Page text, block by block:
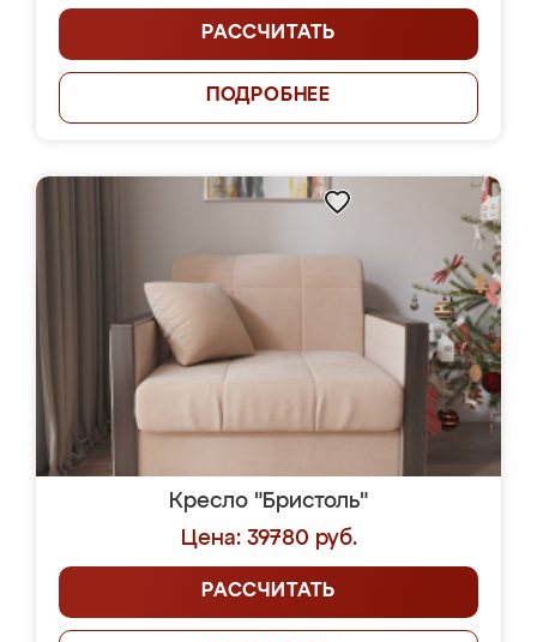
РАССЧИТАТЬ
ПОДРОБНЕЕ
Кресло "Бристоль"
Цена: 39780 руб.
РАССЧИТАТЬ